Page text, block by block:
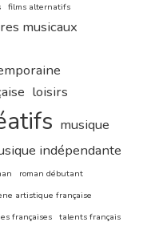
films alternatifs
musicaux
loisirs
musique
indépendante
roman débutant
artistique française
françaises talents français